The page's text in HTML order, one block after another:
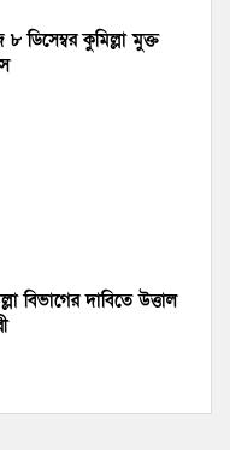
ডিসেম্বর কুমিল্লা মুক্ত
বিভাগের দাবিতে উত্তাল